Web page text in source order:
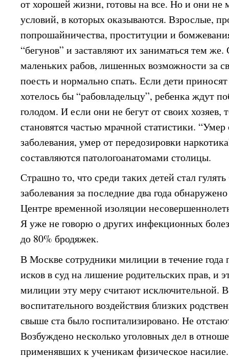
от хорошей жизни, готовы на все. Но и они не
условий, в которых оказываются. Взрослые,
попрошайничества, проституции и
“бегунов” и заставляют их заниматься тем
маленьких рабов, лишенных возможности за
поесть и нормально спать. Если дети
хотелось бы “рабовладельцу”, ребенка ждут
голодом. И если они не бегут от своих хозяев,
становятся частью мрачной статистики.
заболевания, умер от передозировки
составляются патологоанатомами столицы.
Страшно то, что среди таких детей стал
заболевания за последние два года
Центре временной изоляции
Я уже не говорю о других инфекционных
до 80% бродяжек.
В Москве сотрудники милиции в течение
исков в суд на лишение родительских прав, и
милиции эту меру считают исключительной. В
воспитательного воздействия близких
свыше ста было госпитализировано. Не
Возбуждено несколько уголовных дел в
применявших к ученикам физическое